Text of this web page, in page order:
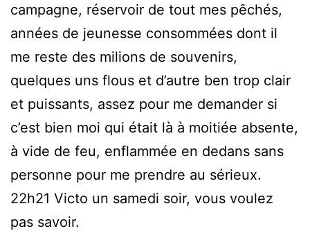
campagne, réservoir de tout mes pêchés,
années de jeunesse consommées dont il
me reste des milions de souvenirs,
quelques uns flous et d’autre ben trop clair
et puissants, assez pour me demander si
c’est bien moi qui était là à moitiée absente,
à vide de feu, enflammée en dedans sans
personne pour me prendre au sérieux.
22h21 Victo un samedi soir, vous voulez
pas savoir.